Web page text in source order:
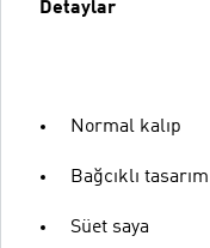
Detaylar
Normal kalıp
Bağcıklı tasarım
Süet saya